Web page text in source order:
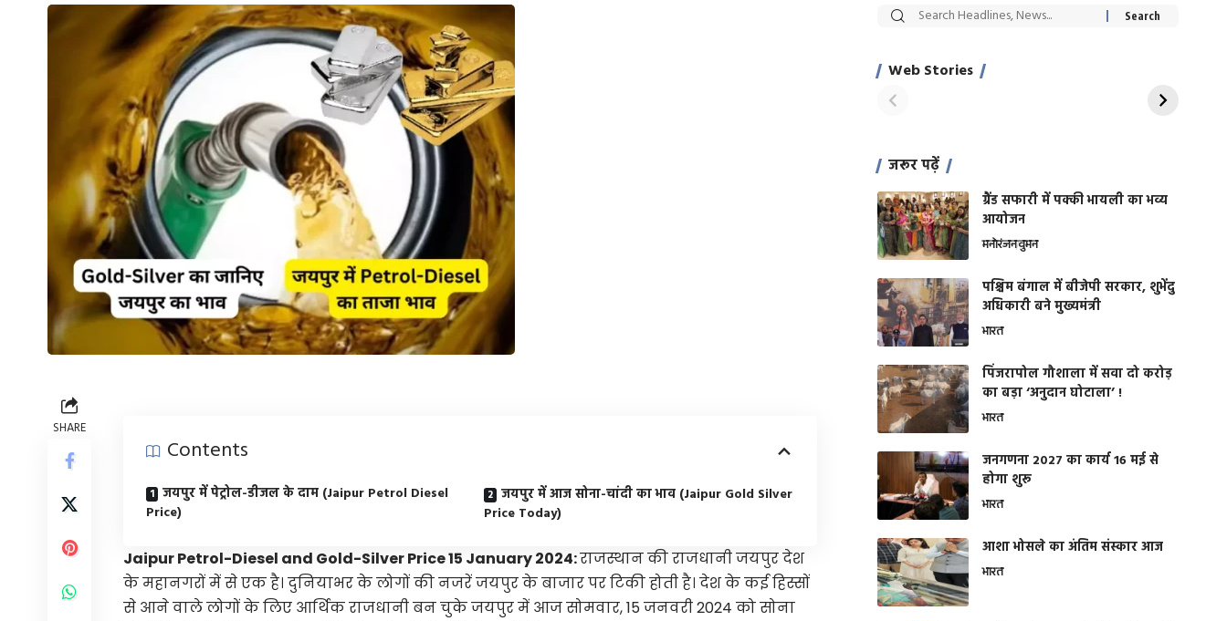
SHARE
Contents
जयपुर में पेट्रोल-डीजल के दाम (Jaipur Petrol Diesel
Price)
जयपुर में आज सोना-चांदी का भाव (Jaipur Gold Silver
Price Today)
Jaipur Petrol-Diesel and Gold-Silver Price 15 January 2024:राजस्थान की राजधानी जयपुर देश
के महानगरों में से एक है। दुनियाभर के लोगों की नजरें जयपुर के बाजार पर टिकी होती है। देश के कई हिस्सों
से आने वाले लोगों के लिए आर्थिक राजधानी बन चुके जयपुर में आज सोमवार, 15 जनवरी 2024 को सोना
Web Stories
सट्टेबाजी में अरेस्ट हुए
साहिल खान
रोज एक कच्चे लहसुन
जरूर पढ़ें
ग्रैंड सफारी में पक्की भायली का भव्य
आयोजन
मनोरंजनवुमन
पश्चिम बंगाल में बीजेपी सरकार, शुभेंदु
अधिकारी बने मुख्यमंत्री
भारत
​पिंजरापोल गौशाला में सवा दो करोड़
का बड़ा ‘अनुदान घोटाला’ !
भारत
जनगणना 2027 का कार्य 16 मई से
होगा शुरू
भारत
आशा भोसले का अंतिम संस्कार आज
भारत